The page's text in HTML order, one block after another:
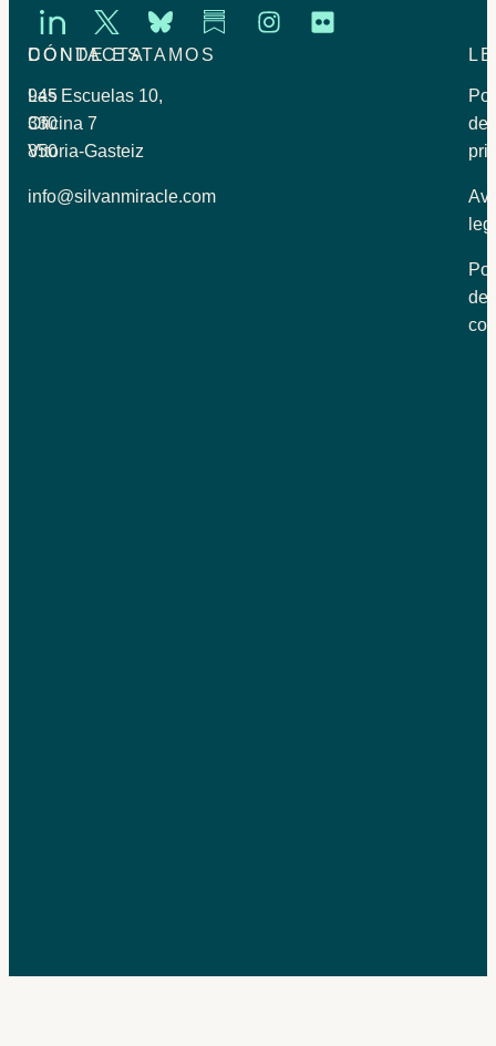
CONTACTA
945
330
850
info@silvanmiracle.com
DÓNDE ESTAMOS
Las Escuelas 10,
Oficina 7
Vitoria-Gasteiz
de
de